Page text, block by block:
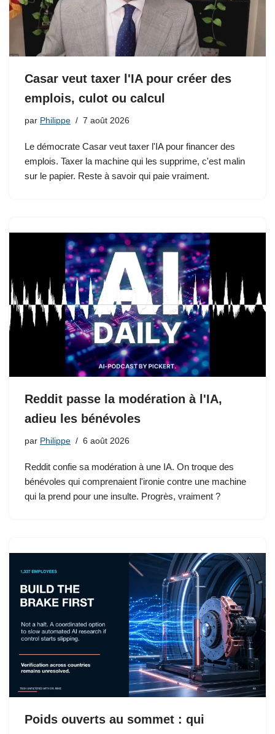
Casar veut taxer l'IA pour créer des
emplois, culot ou calcul
par Philippe 7 août 2026
Le démocrate Casar veut taxer l'IA pour financer des
emplois. Taxer la machine qui les supprime, c'est malin
sur le papier. Reste à savoir qui paie vraiment.
Reddit passe la modération à l'IA,
adieu les bénévoles
par Philippe 6 août 2026
Reddit confie sa modération à une IA. On troque des
bénévoles qui comprenaient l'ironie contre une machine
qui la prend pour une insulte. Progrès, vraiment ?
Poids ouverts au sommet : qui